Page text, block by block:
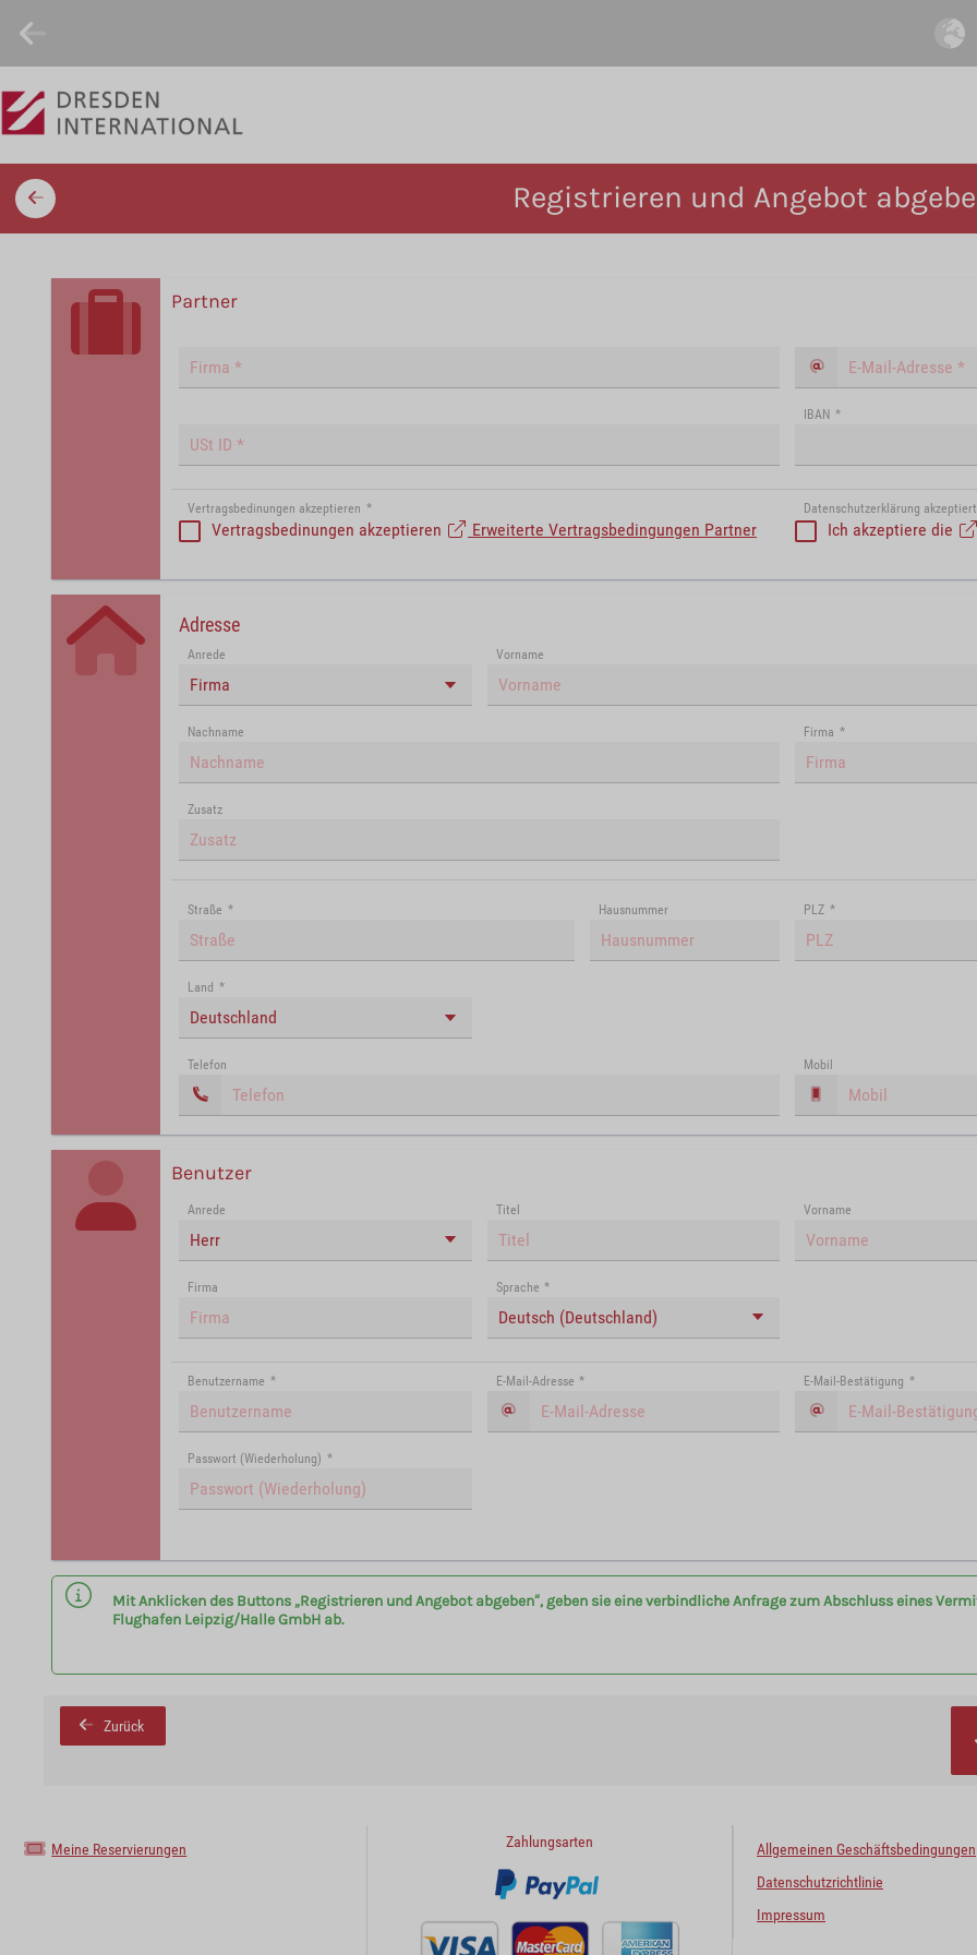
Registrieren und Angebot
Partner
IBAN *
Vertragsbedinungen akzeptieren *
Vertragsbedinungen akzeptieren Erweiterte Vertragsbedingungen Partner
Datenschutzerklärung akzeptiert
Ich akzeptiere die
Adresse
Anrede
Firma
Vorname
Nachname Firma *
Zusatz
Straße * Hausnummer PLZ *
Land *
Deutschland
Telefon Mobil
Benutzer
Anrede
Herr
Titel Vorname
Firma Sprache *
Deutsch (Deutschland)
Benutzername * E-Mail-Adresse * E-Mail-Bestätigung *
Passwort (Wiederholung) *
Mit Anklicken des Buttons „Registrieren und Angebot abgeben“, geben sie eine verbindliche Anfrage zum Abschluss eines
Flughafen Leipzig/Halle GmbH ab.
Zurück
Meine Reservierungen Zahlungsarten
Allgemeinen Geschäftsbedingungen
Datenschutzrichtlinie
Impressum